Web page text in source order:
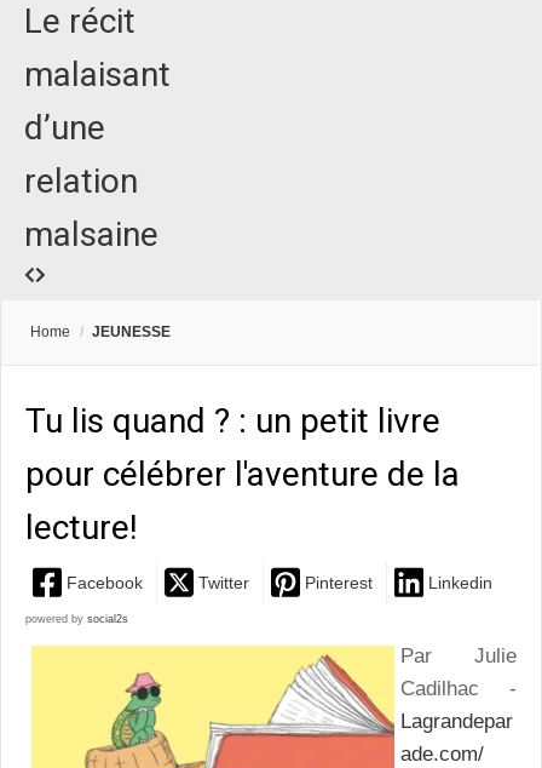
Le récit
malaisant
d’une
relation
malsaine
Home / JEUNESSE
Tu lis quand ? : un petit livre
pour célébrer l'aventure de la
lecture!
Facebook Twitter Pinterest Linkedin
powered by social2s
Par Julie
Cadilhac -
Lagrandepar
ade.com/